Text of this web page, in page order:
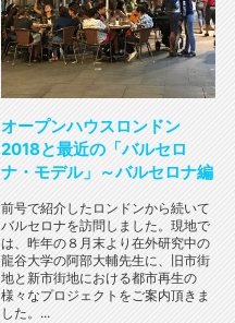
オープンハウスロンドン
2018と最近の「バルセロ
ナ・モデル」～バルセロナ編
前号で紹介したロンドンから続いて
バルセロナを訪問しました。現地で
は、昨年の８月末より在外研究中の
龍谷大学の阿部大輔先生に、旧市街
地と新市街地における都市再生の
様々なプロジェクトをご案内頂きま
した。...